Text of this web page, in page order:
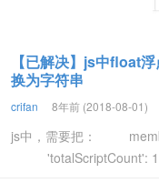
【已解决】js中float
换为字符串
crifan 8年前 (2018-08-01)
js中，需要把：
'totalScriptCount':